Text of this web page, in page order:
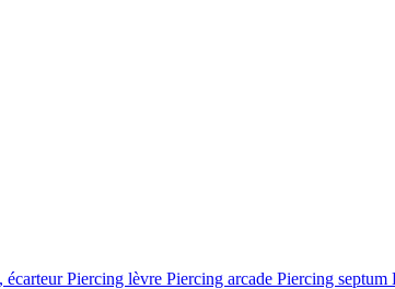
écarteurPiercing lèvre Piercing arcade Piercing septum